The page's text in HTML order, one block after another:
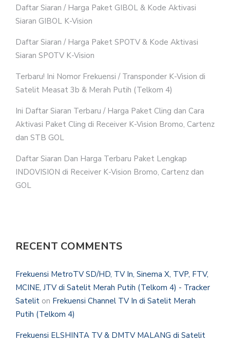
Daftar Siaran / Harga Paket GIBOL & Kode Aktivasi
Siaran GIBOL K-Vision
Daftar Siaran / Harga Paket SPOTV & Kode Aktivasi
Siaran SPOTV K-Vision
Terbaru! Ini Nomor Frekuensi / Transponder K-Vision di
Satelit Measat 3b & Merah Putih (Telkom 4)
Ini Daftar Siaran Terbaru / Harga Paket Cling dan Cara
Aktivasi Paket Cling di Receiver K-Vision Bromo, Cartenz
dan STB GOL
Daftar Siaran Dan Harga Terbaru Paket Lengkap
INDOVISION di Receiver K-Vision Bromo, Cartenz dan
GOL
RECENT COMMENTS
Frekuensi MetroTV SD/HD, TV In, Sinema X, TVP, FTV,
MCINE, JTV di Satelit Merah Putih (Telkom 4) - Tracker
Satelit on Frekuensi Channel TV In di Satelit Merah
Putih (Telkom 4)
Frekuensi ELSHINTA TV & DMTV MALANG di Satelit